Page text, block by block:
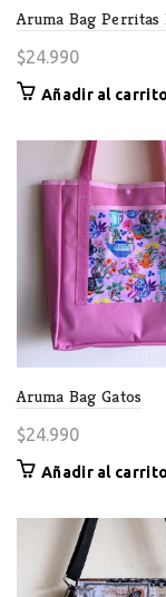
Aruma Bag Perritas
$24.990
Añadir al carrito
Aruma Bag Gatos
$24.990
Añadir al carrito